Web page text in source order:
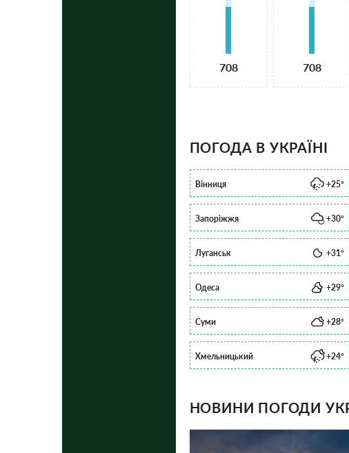
708 708
ПОГОДА В УКРАЇНІ
Вінниця +25°
Запоріжжя +30°
Луганськ +31°
Одеса +29°
Суми +28°
Хмельницький +24°
НОВИНИ ПОГОДИ